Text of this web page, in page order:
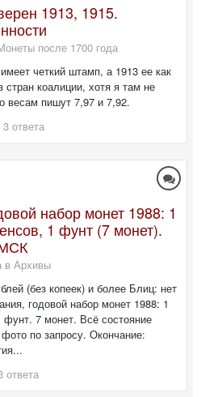
1913, 1915.
после 1700 года
четкий штамп, а 1913 ее как
коалиции, хотя я там не
весам пишут 7,97 и 7,92.
3 ответа
набор монет 1988: 1
1 фунт (7 монет).
в Архивы
(без копеек) и более Блиц: нет
годовой набор монет 1988: 1
7 монет. Всё состояние
по запросу. Окончание:
ответа